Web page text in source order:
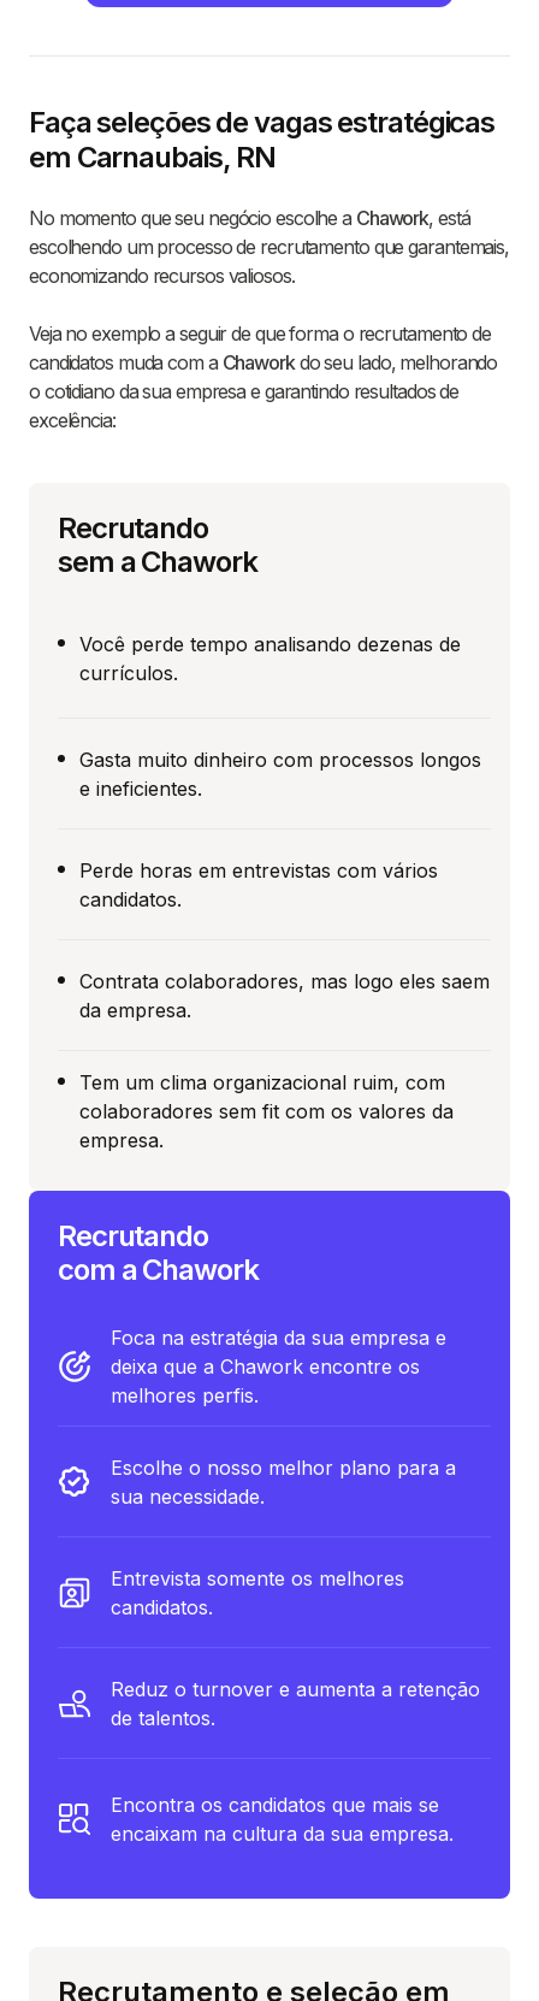
Faça seleções de vagas estratégicas
em Carnaubais, RN
No momento que seu negócio escolhe a Chawork, está
escolhendo um processo de recrutamento que garantemais,
economizando recursos valiosos.
Veja no exemplo a seguir de que forma o recrutamento de
candidatos muda com a Chaworkdo seu lado, melhorando
o cotidiano da sua empresa e garantindo resultados de
excelência:
Recrutando
sem a Chawork
Você perde tempo analisando dezenas de
currículos.
Gasta muito dinheiro com processos longos
e ineficientes.
Perde horas em entrevistas com vários
candidatos.
Contrata colaboradores, mas logo eles saem
da empresa.
Tem um clima organizacional ruim, com
colaboradores sem fit com os valores da
empresa.
Recrutando
com a Chawork
Foca na estratégia da sua empresa e
deixa que a Chawork encontre os
melhores perfis.
Escolhe o nosso melhor plano para a
sua necessidade.
Entrevista somente os melhores
candidatos.
Reduz o turnover e aumenta a retenção
de talentos.
Encontra os candidatos que mais se
encaixam na cultura da sua empresa.
Recrutamento e seleção em